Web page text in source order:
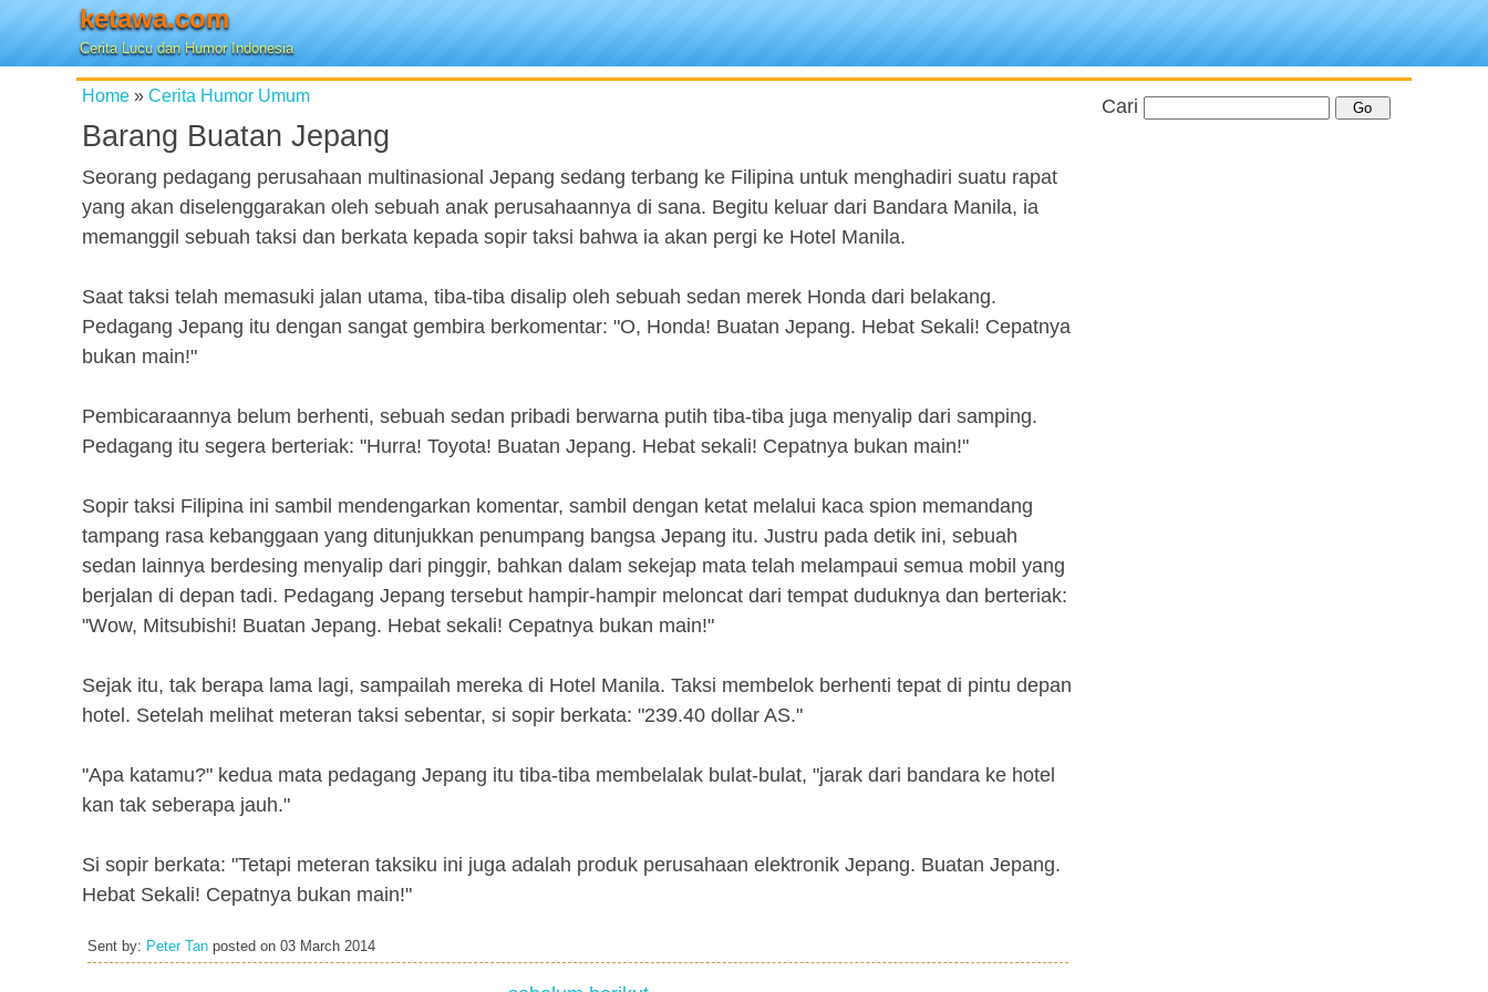
ketawa.com
Cerita Lucu dan Humor Indonesia
Home » Cerita Humor Umum
Barang Buatan Jepang
Seorang pedagang perusahaan multinasional Jepang sedang terbang ke Filipina untuk menghadiri suatu rapat
yang akan diselenggarakan oleh sebuah anak perusahaannya di sana. Begitu keluar dari Bandara Manila, ia
memanggil sebuah taksi dan berkata kepada sopir taksi bahwa ia akan pergi ke Hotel Manila.
Saat taksi telah memasuki jalan utama, tiba-tiba disalip oleh sebuah sedan merek Honda dari belakang.
Pedagang Jepang itu dengan sangat gembira berkomentar: "O, Honda! Buatan Jepang. Hebat Sekali! Cepatnya
bukan main!"
Pembicaraannya belum berhenti, sebuah sedan pribadi berwarna putih tiba-tiba juga menyalip dari samping.
Pedagang itu segera berteriak: "Hurra! Toyota! Buatan Jepang. Hebat sekali! Cepatnya bukan main!"
Sopir taksi Filipina ini sambil mendengarkan komentar, sambil dengan ketat melalui kaca spion memandang
tampang rasa kebanggaan yang ditunjukkan penumpang bangsa Jepang itu. Justru pada detik ini, sebuah
sedan lainnya berdesing menyalip dari pinggir, bahkan dalam sekejap mata telah melampaui semua mobil yang
berjalan di depan tadi. Pedagang Jepang tersebut hampir-hampir meloncat dari tempat duduknya dan berteriak:
"Wow, Mitsubishi! Buatan Jepang. Hebat sekali! Cepatnya bukan main!"
Sejak itu, tak berapa lama lagi, sampailah mereka di Hotel Manila. Taksi membelok berhenti tepat di pintu depan
hotel. Setelah melihat meteran taksi sebentar, si sopir berkata: "239.40 dollar AS."
"Apa katamu?" kedua mata pedagang Jepang itu tiba-tiba membelalak bulat-bulat, "jarak dari bandara ke hotel
kan tak seberapa jauh."
Si sopir berkata: "Tetapi meteran taksiku ini juga adalah produk perusahaan elektronik Jepang. Buatan Jepang.
Hebat Sekali! Cepatnya bukan main!"
Sent by: Peter Tan posted on 03 March 2014
Cari